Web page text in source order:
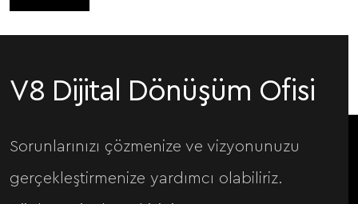
V8 Dijital Dönüşüm Ofisi
Sorunlarınızı çözmenize ve vizyonunuzu
gerçekleştirmenize yardımcı olabiliriz.